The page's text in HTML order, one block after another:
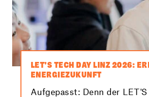
LET’S TECH DAY LINZ 2026:
ENERGIEZUKUNFT
Aufgepasst: Denn der